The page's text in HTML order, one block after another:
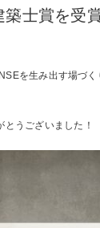
士賞を受
を生み出す場づ
うございました！